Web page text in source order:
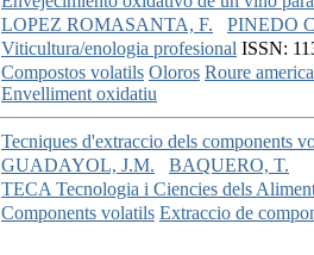
LOPEZ ROMASANTA, F.
PINEDO
Viticultura/enologia profesional ISSN:
Compostos volatils Oloros Roure america
Envelliment oxidatiu
Tecniques d'extraccio dels components
GUADAYOL, J.M.
BAQUERO, T.
TECA Tecnologia i Ciencies dels
Components volatils Extraccio de